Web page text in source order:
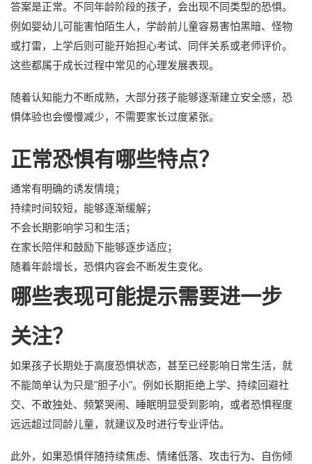
答案是正常。不同年龄阶段的孩子，会出现不同类型的恐惧。
例如婴幼儿可能害怕陌生人，学龄前儿童容易害怕黑暗、怪物
或打雷，上学后则可能开始担心考试、同伴关系或老师评价。
这些都属于成长过程中常见的心理发展表现。
随着认知能力不断成熟，大部分孩子能够逐渐建立安全感，恐
惧体验也会慢慢减少，不需要家长过度紧张。
正常恐惧有哪些特点？
通常有明确的诱发情境；
持续时间较短，能够逐渐缓解；
不会长期影响学习和生活；
在家长陪伴和鼓励下能够逐步适应；
随着年龄增长，恐惧内容会不断发生变化。
哪些表现可能提示需要进一步
关注？
如果孩子长期处于高度恐惧状态，甚至已经影响日常生活，就
不能简单认为只是"胆子小"。例如长期拒绝上学、持续回避社
交、不敢独处、频繁哭闹、睡眠明显受到影响，或者恐惧程度
远远超过同龄儿童，就建议及时进行专业评估。
此外，如果恐惧伴随持续焦虑、情绪低落、攻击行为、自伤倾